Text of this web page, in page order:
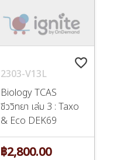
favorite_border
2303-V13L
Biology TCAS
ชีววิทยา เล่ม 3 : Taxo
& Eco DEK69
฿2,800.00